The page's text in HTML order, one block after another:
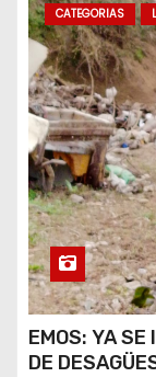
CATEGORIAS
EMOS: YA SE
DE